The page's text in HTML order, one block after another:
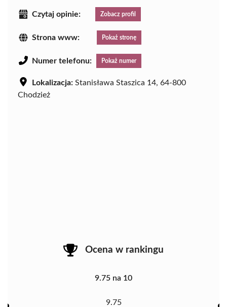
Czytaj opinie: Zobacz profil
Strona www: Pokaż stronę
Numer telefonu: Pokaż numer
Lokalizacja: Stanisława Staszica 14, 64-800
Chodzież
Ocena w rankingu
9.75 na 10
9.75